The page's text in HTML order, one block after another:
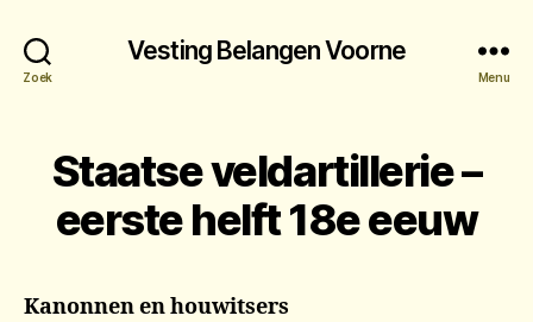
Zoek
Vesting Belangen Voorne
Menu
Staatse veldartillerie –
eerste helft 18e eeuw
Kanonnen en houwitsers